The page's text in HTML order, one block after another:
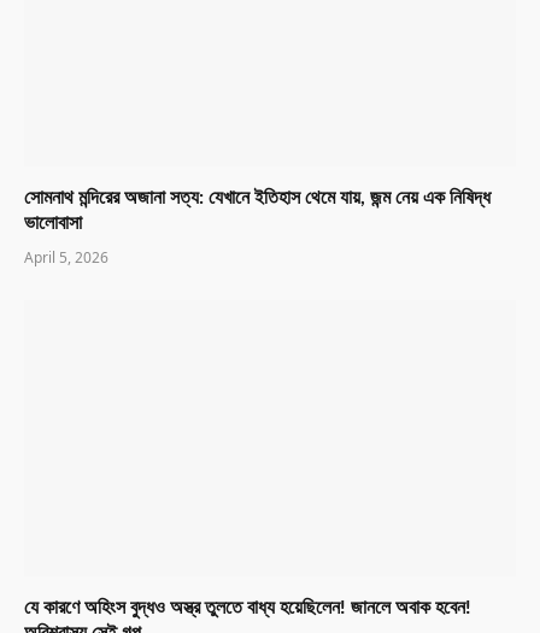
সোমনাথ মন্দিরের অজানা সত্য: যেখানে ইতিহাস থেমে যায়, জন্ম নেয় এক নিষিদ্ধ
ভালোবাসা
April 5, 2026
যে কারণে অহিংস বুদ্ধও অস্ত্র তুলতে বাধ্য হয়েছিলেন! জানলে অবাক হবেন!